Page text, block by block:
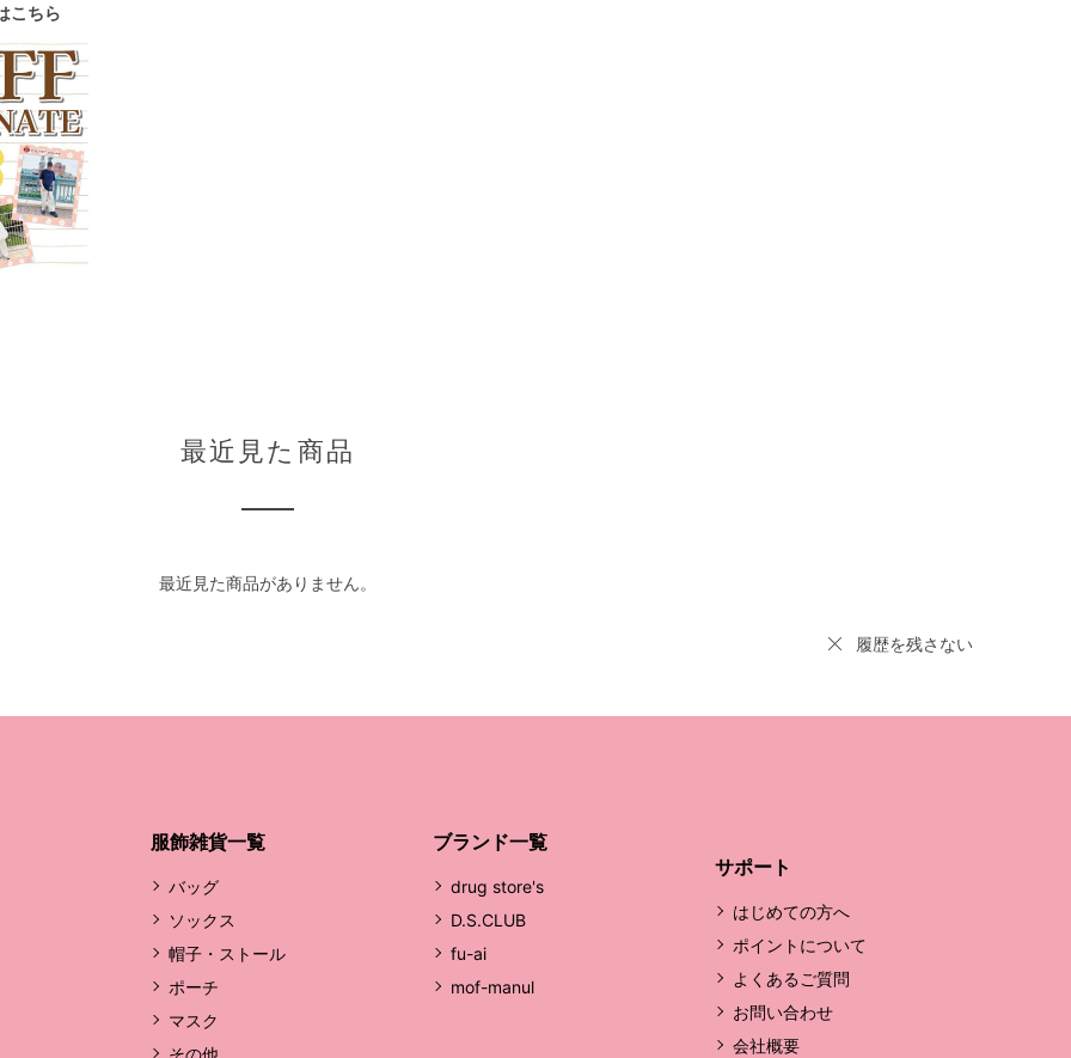
こちら
最近見た商品
最近見た商品がありません。
履歴を残さない
服飾雑貨一覧
バッグ
ソックス
帽子・ストール
ポーチ
マスク
その他
ブランド一覧
drug store's
D.S.CLUB
fu-ai
mof-manul
サポート
はじめての方へ
ポイントについて
よくあるご質問
お問い合わせ
会社概要